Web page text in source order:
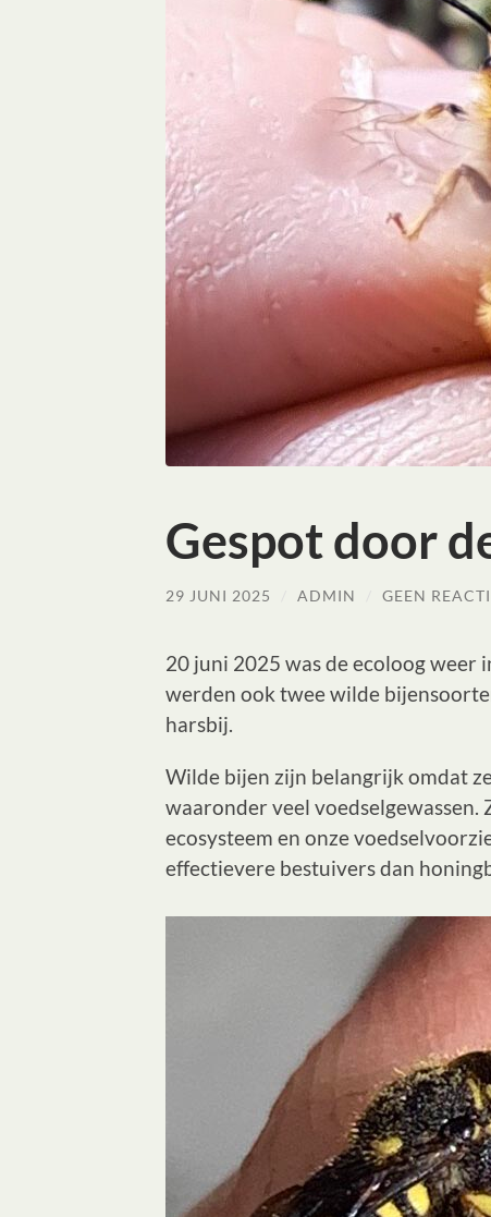
Gespot door
29 JUNI 2025 ADMIN GEEN
20 juni 2025 was de ecoloog weer
werden ook twee wilde
harsbij.
Wilde bijen zijn belangrijk omdat
waaronder veel voedselgewassen.
ecosysteem en onze
effectievere bestuivers dan